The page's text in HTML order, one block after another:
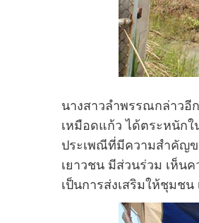
นางสาวลำพรรณกล่าวอี
เหมือดแก้ว ได้ตระหนัก
ประเพณีที่มีความสำคัญ
เยาวชน มีส่วนร่วม เห็น
เป็นการส่งเสริมให้ชุมช